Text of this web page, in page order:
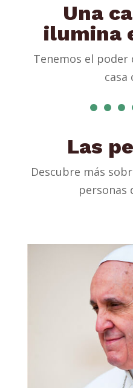
Una
ilumina
Tenemos el
casa
Las
Descubre más
personas